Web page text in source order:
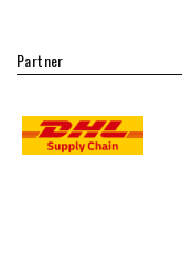
Partner